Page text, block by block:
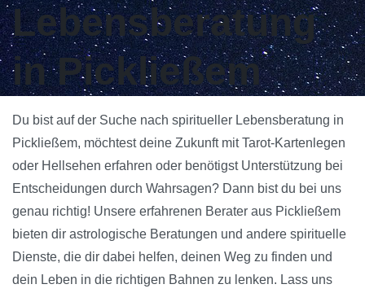
Lebensberatung
in Pickließem
Du bist auf der Suche nach spiritueller Lebensberatung in
Pickließem, möchtest deine Zukunft mit Tarot-Kartenlegen
oder Hellsehen erfahren oder benötigst Unterstützung bei
Entscheidungen durch Wahrsagen? Dann bist du bei uns
genau richtig! Unsere erfahrenen Berater aus Pickließem
bieten dir astrologische Beratungen und andere spirituelle
Dienste, die dir dabei helfen, deinen Weg zu finden und
dein Leben in die richtigen Bahnen zu lenken. Lass uns